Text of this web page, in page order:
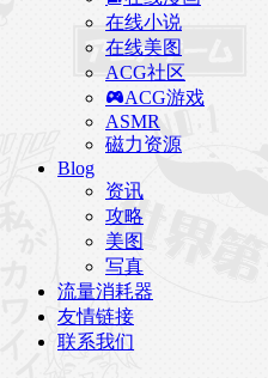
在线小说
在线美图
ACG社区
ACG游戏
ASMR
磁力资源
Blog
资讯
攻略
美图
写真
流量消耗器
友情链接
联系我们